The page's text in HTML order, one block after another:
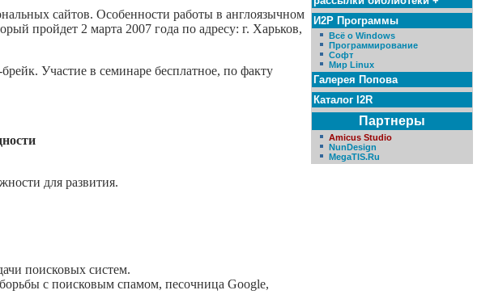
сайтов. Особенности работы в англоязычном
пройдет 2 марта 2007 года по адресу: г. Харьков,
Участие в семинаре бесплатное, по факту
для развития.
поисковых систем.
с поисковым спамом, песочница Google,
И2Р Программы
Всё о Windows
Программирование
Софт
Мир Linux
Галерея Попова
Каталог I2R
Партнеры
Amicus Studio
NunDesign
MegaTIS.Ru